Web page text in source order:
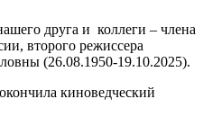
друга и коллеги – члена
второго режиссера
(26.08.1950-19.10.2025).
киноведческий